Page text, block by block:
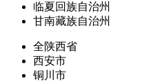
临夏回族自治州
甘南藏族自治州
全陕西省
西安市
铜川市